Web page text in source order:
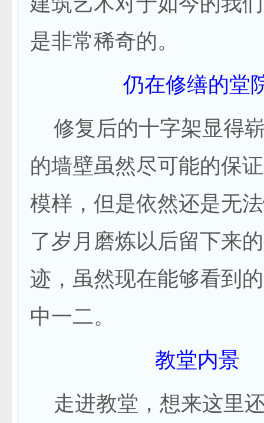
是非常稀奇的。
仍在修缮的堂
修复后的十字架显得
的墙壁虽然尽可能的保
模样，但是依然还是无
了岁月磨炼以后留下来
迹，虽然现在能够看到
中一二。
教堂内景
走进教堂，想来这里